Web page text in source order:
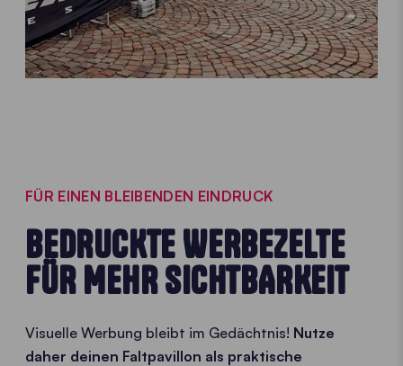
FÜR EINEN BLEIBENDEN EINDRUCK
BEDRUCKTE WERBEZELTE
FÜR MEHR SICHTBARKEIT
Visuelle Werbung bleibt im Gedächtnis! Nutze
daher deinen Faltpavillon als praktische